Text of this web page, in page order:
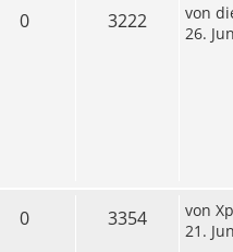
0 3222 von
26.
0 3354 von
21.